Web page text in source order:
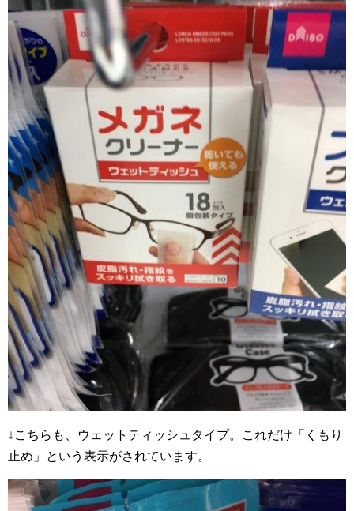
↓こちらも、ウェットティッシュタイプ。これだけ「くもり
止め」という表示がされています。